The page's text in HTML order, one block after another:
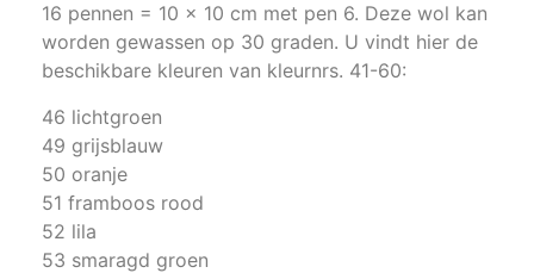
16 pennen = 10 x 10 cm met pen 6. Deze wol kan
worden gewassen op 30 graden. U vindt hier de
beschikbare kleuren van kleurnrs. 41-60:
46 lichtgroen
49 grijsblauw
50 oranje
51 framboos rood
52 lila
53 smaragd groen